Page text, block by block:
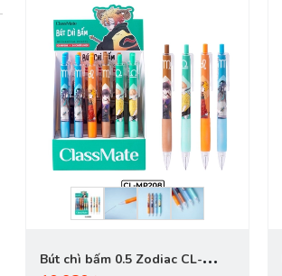
Bút chì bấm 0.5 Zodiac CL-